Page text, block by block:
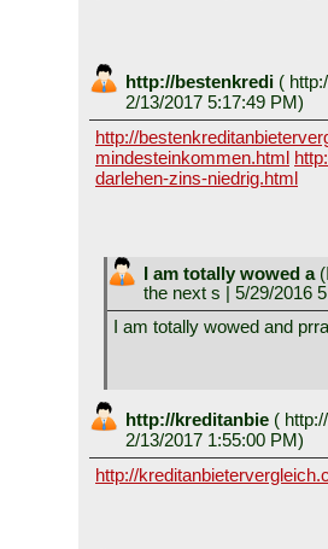
http://bestenkredi (
2/13/2017 5:17:49 PM)
http://
mindesteinkommen.html
darlehen-zins-niedrig.html
I am totally wowed a (
the next s | 5/29/2016
I am totally wowed and
http://kreditanbie (
2/13/2017 1:55:00 PM)
http://